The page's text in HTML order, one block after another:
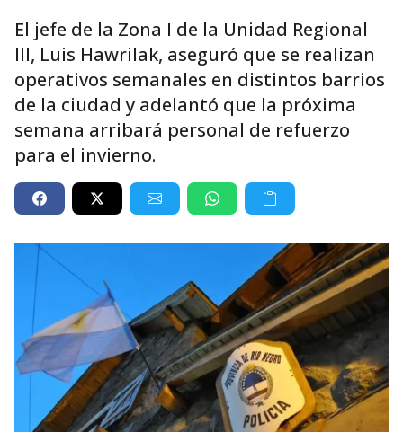
El jefe de la Zona I de la Unidad Regional
III, Luis Hawrilak, aseguró que se realizan
operativos semanales en distintos barrios
de la ciudad y adelantó que la próxima
semana arribará personal de refuerzo
para el invierno.